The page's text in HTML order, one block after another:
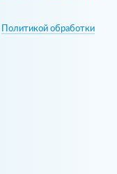
Политикой обработки